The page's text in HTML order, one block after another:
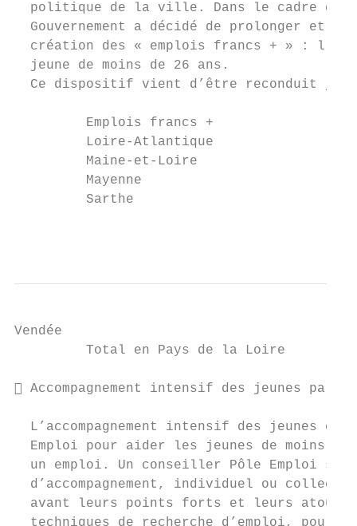
politique de la ville. Dans le cadre du
Gouvernement a décidé de prolonger et
création des « emplois francs + » :
  jeune de moins de 26 ans.
Ce dispositif vient d’être reconduit
Emplois francs +
Loire-Atlantique
Maine-et-Loire
Mayenne
Sarthe
Vendée
Total en Pays de la Loire
 Accompagnement intensif des jeunes par
L’accompagnement intensif des jeunes
Emploi pour aider les jeunes de moins
un emploi. Un conseiller Pôle Emploi
d’accompagnement, individuel ou
avant leurs points forts et leurs
techniques de recherche d’emploi, pour